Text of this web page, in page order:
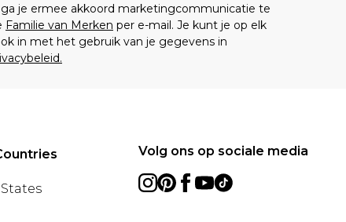
je ermee akkoord marketingcommunicatie te
Familie van Merken per e-mail. Je kunt je op elk
in met het gebruik van je gegevens in
Volg ons op sociale media